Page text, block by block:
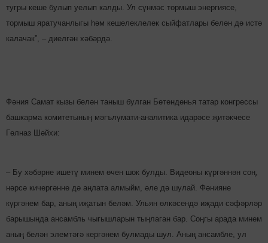
тугры кеше булып уелып калды. Ул сүнмәс тормыш энергиясе,
тормыш яратучанлыгы һәм кешелеклелек сыйфатлары белән дә истә
калачак”, – диелгән хәбәрдә.
Фәния Самат кызы белән таныш булган Бөтендөнья татар конгрессы
башкарма комитетының мәгълүмати-аналитика идарәсе җитәкчесе
Гөлназ Шәйхи:
– Бу хәбәрне ишетү минем өчен шок булды. Видеоны күргәннән соң,
нәрсә кичергәнне дә аңлата алмыйм, әле дә шулай. Фәнияне
күргәнем бар, аның иҗатын беләм. Ульян өлкәсендә иҗади сәфәрләр
барышында ансамбль чыгышларын тыңлаган бар. Соңгы арада минем
аның белән элемтәгә кергәнем булмады шул. Аның ансамбле, ул